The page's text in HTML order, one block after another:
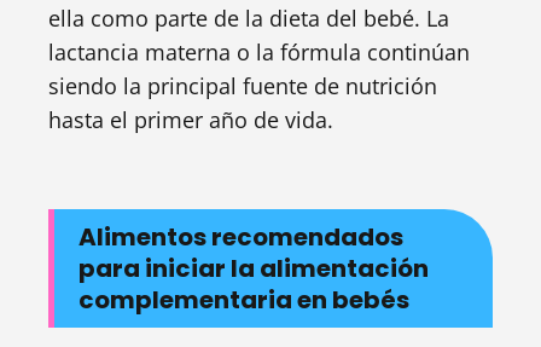
ella como parte de la dieta del bebé. La
lactancia materna o la fórmula continúan
siendo la principal fuente de nutrición
hasta el primer año de vida.
Alimentos recomendados
para iniciar la alimentación
complementaria en bebés